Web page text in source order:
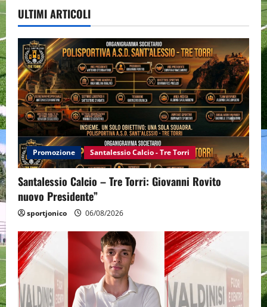
ULTIMI ARTICOLI
Promozione Santalessio Calcio - Tre Torri
Santalessio Calcio – Tre Torri: Giovanni Rovito
nuovo Presidente”
sportjonico 06/08/2026